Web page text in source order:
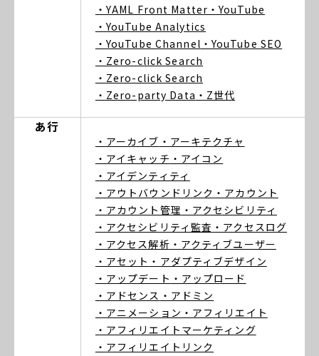
・YAML Front Matter ・YouTube
・YouTube Analytics
・YouTube Channel ・YouTube SEO
・Zero-click Search
・Zero-click Search
・Zero-party Data ・Z世代
あ行
・アーカイブ ・アーキテクチャ
・アイキャッチ ・アイコン
・アイデンティティ
・アウトバウンドリンク ・アカウント
・アカウント管理 ・アクセシビリティ
・アクセシビリティ監査 ・アクセスログ
・アクセス解析 ・アクティブユーザー
・アセット ・アダプティブデザイン
・アップデート ・アップロード
・アドセンス ・アドミン
・アニメーション ・アフィリエイト
・アフィリエイトマーケティング
・アフィリエイトリンク